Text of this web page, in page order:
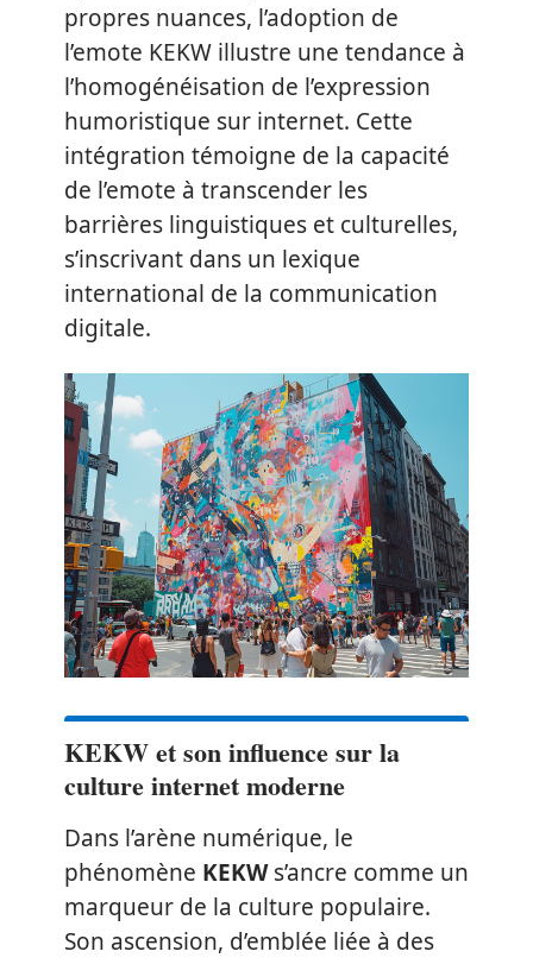
propres nuances, l’adoption de
l’emote KEKW illustre une tendance à
l’homogénéisation de l’expression
humoristique sur internet. Cette
intégration témoigne de la capacité
de l’emote à transcender les
barrières linguistiques et culturelles,
s’inscrivant dans un lexique
international de la communication
digitale.
KEKW et son influence sur la
culture internet moderne
Dans l’arène numérique, le
phénomène KEKWs’ancre comme un
marqueur de la culture populaire.
Son ascension, d’emblée liée à des